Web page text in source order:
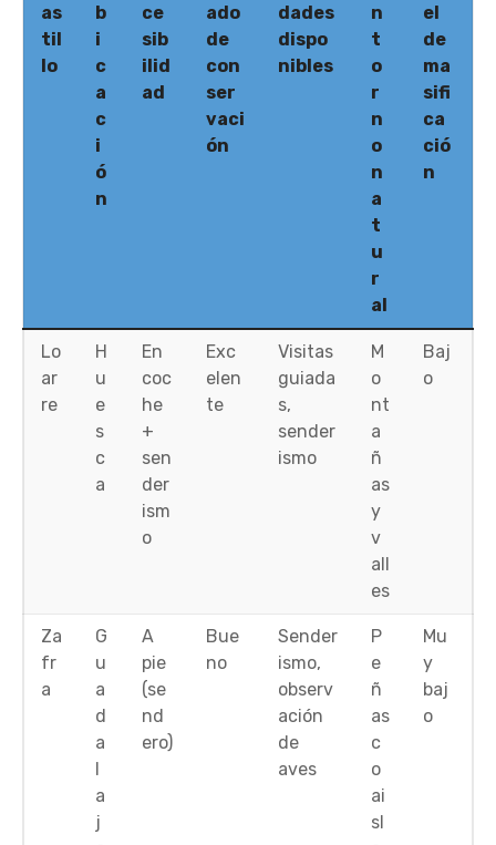
as
til
lo
b
i
c
a
c
i
ó
n
ce
sib
ilid
ad
ado
de
con
ser
vaci
ón
dades
dispo
nibles
n
t
o
r
n
o
n
a
t
u
r
al
el
de
ma
sifi
ca
ció
n
Lo
ar
re
H
u
e
s
c
a
En
coc
he
+
sen
der
ism
o
Exc
elen
te
Visitas
guiada
s,
sender
ismo
M
o
nt
a
ñ
as
y
v
all
es
Baj
o
Za
fr
a
G
u
a
d
a
l
a
j
A
pie
(se
nd
ero)
Bue
no
Sender
ismo,
observ
ación
de
aves
P
e
ñ
as
c
o
ai
sl
Mu
y
baj
o